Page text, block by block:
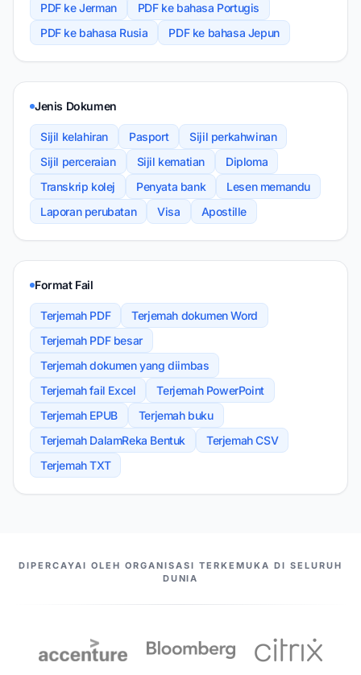
PDF ke Jerman
PDF ke bahasa Portugis
PDF ke bahasa Rusia
PDF ke bahasa Jepun
Jenis Dokumen
Sijil kelahiran Pasport
Sijil perkahwinan
Sijil perceraian
Sijil kematian
Diploma
Transkrip kolej
Penyata bank
Lesen memandu
Laporan perubatan
Visa Apostille
Format Fail
Terjemah PDF
Terjemah dokumen Word
Terjemah PDF besar
Terjemah dokumen yang diimbas
Terjemah fail Excel
Terjemah PowerPoint
Terjemah EPUB
Terjemah buku
Terjemah DalamReka Bentuk
Terjemah CSV
Terjemah TXT
PASANGAN KAMI
DIPERCAYAI OLEH ORGANISASI TERKEMUKA DI SELURUH
DUNIA